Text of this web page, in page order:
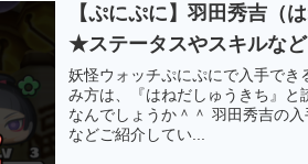
【ぷにぷに】羽田秀吉（
★ステータスやスキルな
妖怪ウォッチぷにぷにで入手で
み方は、『はねだしゅうきち』
なんでしょうか＾＾ 羽田秀吉の
などご紹介してい...